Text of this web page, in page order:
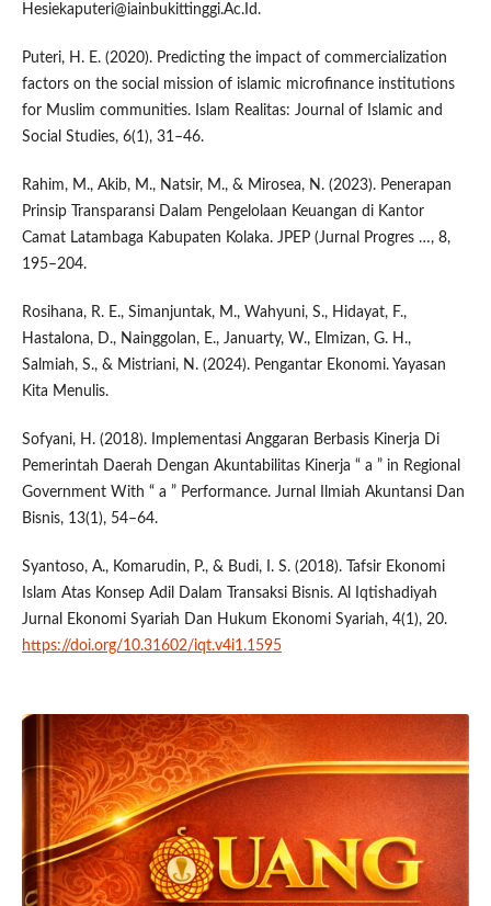
Hesiekaputeri@iainbukittinggi.Ac.Id.
Puteri, H. E. (2020). Predicting the impact of commercialization
factors on the social mission of islamic microfinance institutions
for Muslim communities. Islam Realitas: Journal of Islamic and
Social Studies, 6(1), 31–46.
Rahim, M., Akib, M., Natsir, M., & Mirosea, N. (2023). Penerapan
Prinsip Transparansi Dalam Pengelolaan Keuangan di Kantor
Camat Latambaga Kabupaten Kolaka. JPEP (Jurnal Progres …, 8,
195–204.
Rosihana, R. E., Simanjuntak, M., Wahyuni, S., Hidayat, F.,
Hastalona, D., Nainggolan, E., Januarty, W., Elmizan, G. H.,
Salmiah, S., & Mistriani, N. (2024). Pengantar Ekonomi. Yayasan
Kita Menulis.
Sofyani, H. (2018). Implementasi Anggaran Berbasis Kinerja Di
Pemerintah Daerah Dengan Akuntabilitas Kinerja “ a ” in Regional
Government With “ a ” Performance. Jurnal Ilmiah Akuntansi Dan
Bisnis, 13(1), 54–64.
Syantoso, A., Komarudin, P., & Budi, I. S. (2018). Tafsir Ekonomi
Islam Atas Konsep Adil Dalam Transaksi Bisnis. Al Iqtishadiyah
Jurnal Ekonomi Syariah Dan Hukum Ekonomi Syariah, 4(1), 20.
https://doi.org/10.31602/iqt.v4i1.1595